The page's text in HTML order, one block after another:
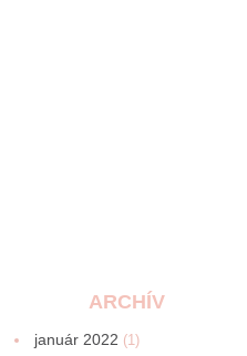
ARCHÍV
január 2022 (1)